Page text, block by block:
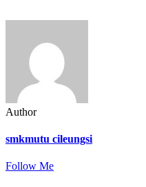
Author
smkmutu cileungsi
Follow Me